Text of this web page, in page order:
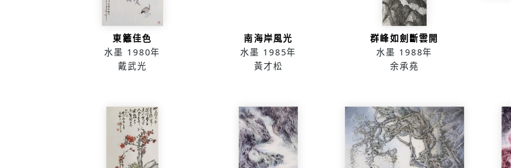
東籬佳色
水墨 1980年
戴武光
南海岸風光
水墨 1985年
黃才松
群峰如劍斷雲開
水墨 1988年
余承堯